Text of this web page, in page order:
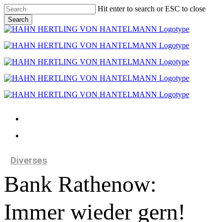
Skip
to
main
content
Hit enter to search or ESC to close
Search
Close
Menu
Diverses
Bank Rathe­now:
Immer wieder gern!